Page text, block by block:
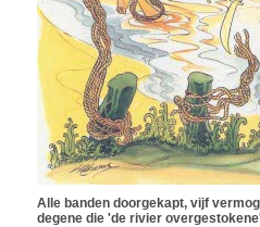
Alle banden doorgekapt, vijf
degene die 'de rivier